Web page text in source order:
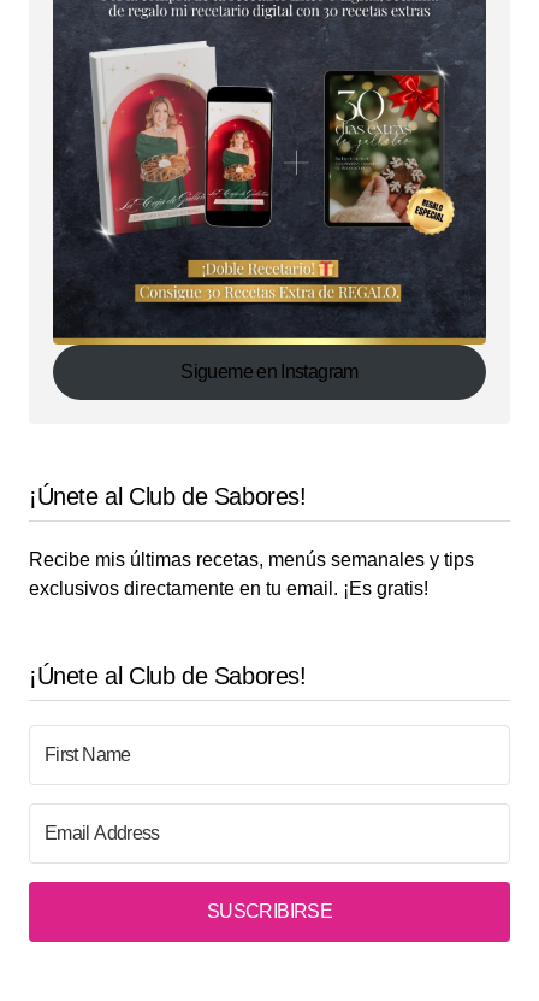
Sigueme en Instagram
¡Únete al Club de Sabores!
Recibe mis últimas recetas, menús semanales y tips
exclusivos directamente en tu email. ¡Es gratis!
¡Únete al Club de Sabores!
SUSCRIBIRSE